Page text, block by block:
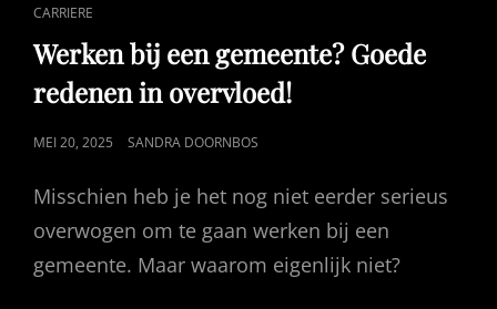
CAT
LINKS
CARRIERE
Werken bij een gemeente? Goede
redenen in overvloed!
GEPUBLICEERD
MEI 20, 2025 SANDRA DOORNBOS
Misschien heb je het nog niet eerder serieus
overwogen om te gaan werken bij een
gemeente. Maar waarom eigenlijk niet?